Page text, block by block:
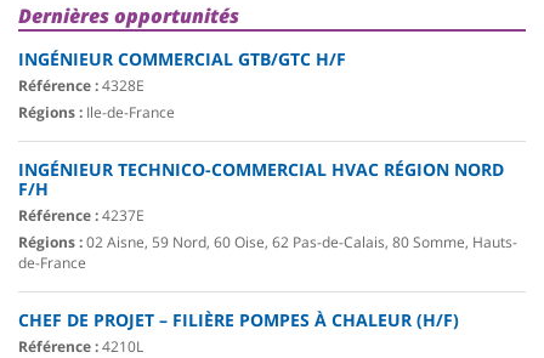
Dernières opportunités
INGÉNIEUR COMMERCIAL GTB/GTC H/F
Référence :4328E
Régions : Ile-de-France
INGÉNIEUR TECHNICO-COMMERCIAL HVAC RÉGION NORD
F/H
Référence :4237E
Régions :02 Aisne, 59 Nord, 60 Oise, 62 Pas-de-Calais, 80 Somme, Hauts-
de-France
CHEF DE PROJET – FILIÈRE POMPES À CHALEUR (H/F)
Référence :4210L